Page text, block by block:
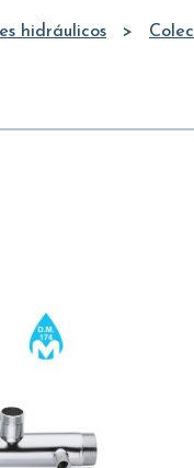
hidráulicos